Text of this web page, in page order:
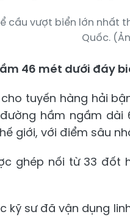
cầu vượt biển lớn nhất
Quốc.
46 mét dưới đáy
tuyến hàng hải
hầm ngầm
giới, với điểm sâu
ghép nối từ 33 đốt
kỹ sư đã vận dụng